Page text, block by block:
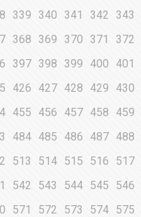
339 340 341 342 343
368 369 370 371 372
397 398 399 400 401
426 427 428 429 430
455 456 457 458 459
484 485 486 487 488
513 514 515 516 517
542 543 544 545 546
571 572 573 574 575